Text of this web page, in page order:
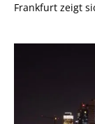
Frankfurt zeigt